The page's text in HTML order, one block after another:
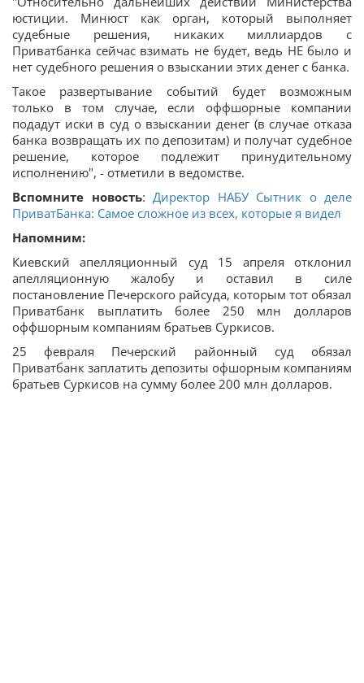
юстиции. Минюст как орган, который выполняет
судебные решения, никаких миллиардов с
Приватбанка сейчас взимать не будет, ведь НЕ было и
нет судебного решения о взыскании этих денег с банка.
Такое развертывание событий будет возможным
только в том случае, если оффшорные компании
подадут иски в суд о взыскании денег (в случае отказа
банка возвращать их по депозитам) и получат судебное
решение, которое подлежит принудительному
исполнению", - отметили в ведомстве.
Вспомните новость: Директор НАБУ Сытник о деле
ПриватБанка: Самое сложное из всех, которые я видел
Напомним:
Киевский апелляционный суд 15 апреля отклонил
апелляционную жалобу и оставил в силе
постановление Печерского райсуда, которым тот обязал
Приватбанк выплатить более 250 млн долларов
оффшорным компаниям братьев Суркисов.
25 февраля Печерский районный суд обязал
Приватбанк заплатить депозиты офшорным компаниям
братьев Суркисов на сумму более 200 млн долларов.